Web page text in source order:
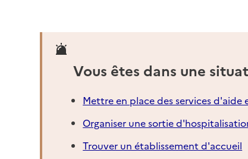
Vous êtes dans une
Mettre en place des services d'aide
Organiser une sortie
Trouver un établissement d'accueil